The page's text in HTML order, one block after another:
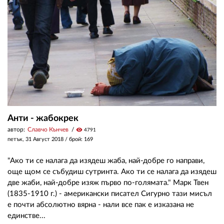
Анти - жабокрек
автор: Славчо Кънчев visibility 4791
петък, 31 Август 2018 / брой: 169
"Ако ти се налага да изядеш жаба, най-добре го направи,
още щом се събудиш сутринта. Ако ти се налага да изядеш
две жаби, най-добре изяж първо по-голямата." Марк Твен
(1835-1910 г.) - американски писател Сигурно тази мисъл
е почти абсолютно вярна - нали все пак е изказана не
единстве...